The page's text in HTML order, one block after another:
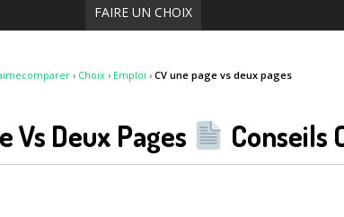
FAIRE UN CHOIX
› Choix› Emploi › CV une page vs deux pages
Vs Deux Pages Conseils